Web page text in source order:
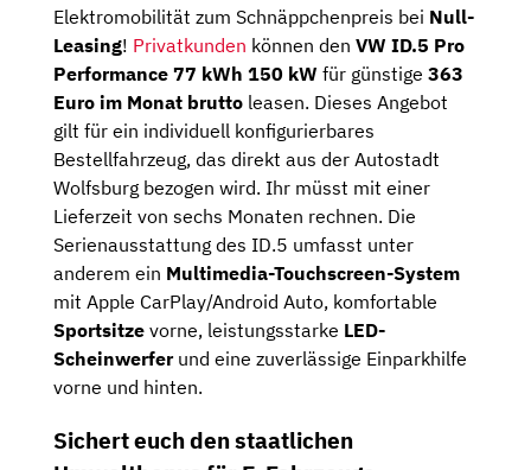
Elektromobilität zum Schnäppchenpreis bei Null-
Leasing! Privatkunden können den VW ID.5 Pro
Performance 77 kWh 150 kW für günstige 363
Euro im Monat brutto leasen. Dieses Angebot
gilt für ein individuell konfigurierbares
Bestellfahrzeug, das direkt aus der Autostadt
Wolfsburg bezogen wird. Ihr müsst mit einer
Lieferzeit von sechs Monaten rechnen. Die
Serienausstattung des ID.5 umfasst unter
anderem ein Multimedia-Touchscreen-System
mit Apple CarPlay/Android Auto, komfortable
Sportsitze vorne, leistungsstarke LED-
Scheinwerferund eine zuverlässige Einparkhilfe
vorne und hinten.
Sichert euch den staatlichen